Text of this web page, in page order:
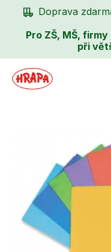
Doprava
Pro ZŠ, MŠ,
při